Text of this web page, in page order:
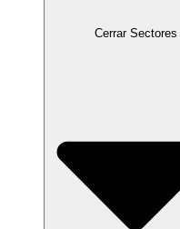
Cerrar Sectores